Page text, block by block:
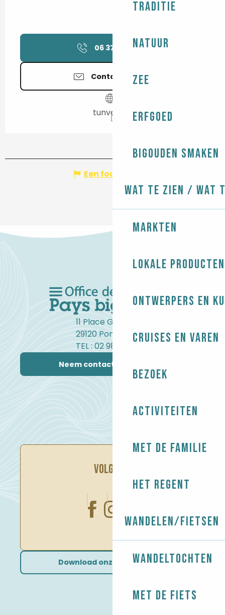
Traditie
Natuur
Zee
Erfgoed
Bigouden smaken
Wat te zien / Wat
Markten
Lokale producten
Ontwerpers en
Cruises en varen
Bezoek
Activiteiten
Met de familie
Het regent
Wandelen/Fietsen
Wandeltochten
Met de fiets
06 37 58 66▒▒
Contacteer ons
tunvezh.fr
Een fout melden
11 Place Gambetta
29120 Pont-l'Abbé
TEL : 02 98 82 37 99
Neem contact met ons op
VOLG ONS
Download onze brochures